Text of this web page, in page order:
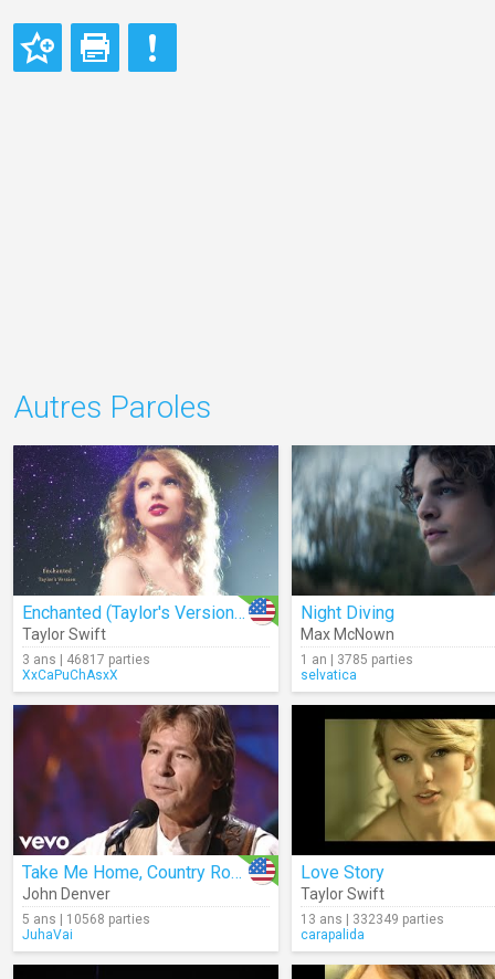
Autres Paroles
Enchanted (Taylor's Version) (Lyrics)
Taylor Swift
3 ans | 46817 parties
XxCaPuChAsxX
Night Diving
Max McNown
1 an | 3785 parties
selvatica
Take Me Home, Country Roads (Live)
John Denver
5 ans | 10568 parties
JuhaVai
Love Story
Taylor Swift
13 ans | 332349 parties
carapalida